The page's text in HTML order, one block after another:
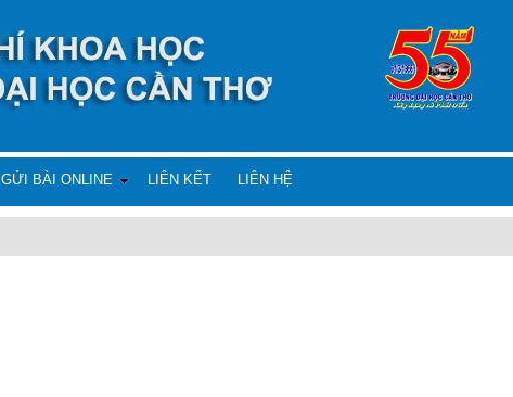
GỬI BÀI ONLINE LIÊN KẾT LIÊN HỆ